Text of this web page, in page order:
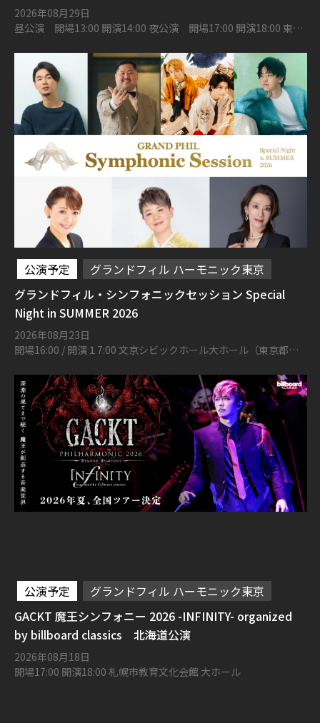
2026年08月29日
昼公演 開場13:00 開演14:00 夜公演 開場17:00 開演18:00 東京
公演予定
グランドフィル ハーモニック東京
グランドフィル・シンフォニックセッション Special
Night in SUMMER 2026
2026年08月23日
開場16:00 / 開演１7:00 文京シビックホール大ホール（東京都文
公演予定
グランドフィル ハーモニック東京
GACKT 魔王シンフォニー 2026 -INFINITY- organized
by billboard classics 北海道公演
2026年08月18日
開場17:00 開演18:00 札幌市教育文化会館 大ホール